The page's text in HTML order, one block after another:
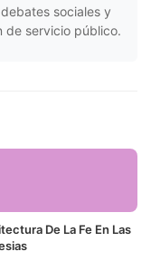
sociales y
de servicio público.
De La Fe En Las